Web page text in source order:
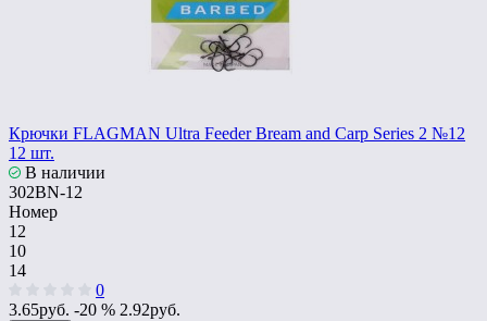
Крючки FLAGMAN Ultra Feeder Bream and Carp Series 2 №12
12 шт.
В наличии
302BN-12
Номер
12
10
14
0
3.65руб. -20 % 2.92руб.